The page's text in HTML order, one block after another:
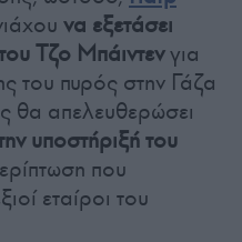
να εξετάσει
Τζο Μπάιντενγια
του πυρός στην Γάζα
θα απελευθερώσει
υποστήριξή του
που
εταίροι του